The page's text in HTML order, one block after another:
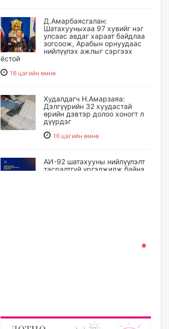
Д.Амарбаясгалан:
Шатахууныхаа 97 хувийг нэг
улсаас авдаг хараат байдлаа
зогсоож, Арабын орнуудаас
нийлүүлэх ажлыг сэргээх
ёстой
16 цагийн өмнө
Худалдагч Н.Амарзаяа:
Дэлгүүрийн 32 хуудастай
өрийн дэвтэр долоо хоногт л
дүүрдэг
16 цагийн өмнө
АИ-92 шатахууны нийлүүлэлт
тасралтгүй үргэлжилж байна